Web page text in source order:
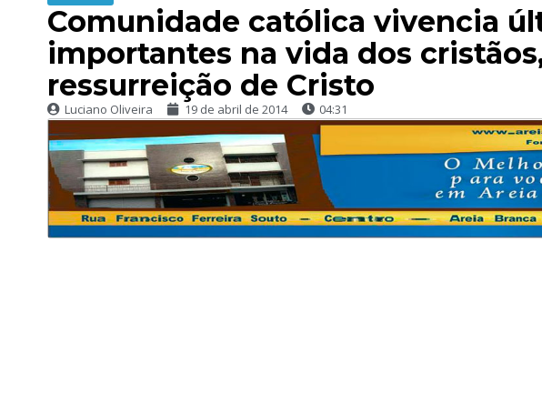
Comunidade católica vivencia
importantes na vida dos
ressurreição de Cristo
Luciano Oliveira 19 de abril de 2014 04:31